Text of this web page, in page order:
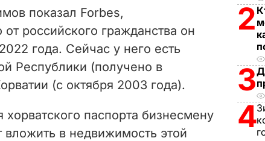
i
d
e
o
показал Forbes,
российского гражданства он
года. Сейчас у него есть
Республики (получено в
(с октября 2003 года).
паспорта бизнесмену
в недвижимость этой
2
3
4